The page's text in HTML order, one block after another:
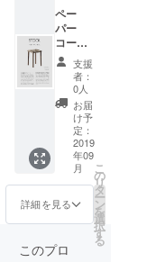
ペー
パー
コード
スツー
ル4脚
セット
（座面
ﾍﾟｰﾊﾟｰ
ｺｰﾄﾞ）
キッチ
ンス
ツール
ｈ
666（キ
ッチン
用
支援
者：
0人
お届
け予
定：
2019
年09
月
詳細を見る
こ
の
リ
タ
ー
ン
を
選
択
す
る
このプロ